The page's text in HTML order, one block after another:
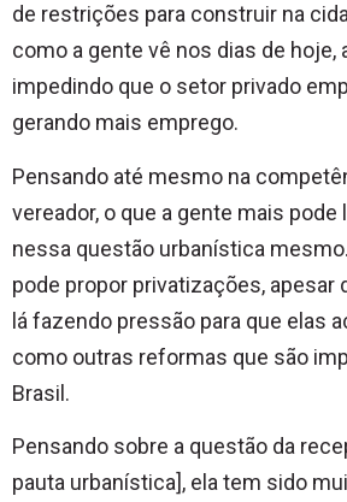
de restrições para construir na
como a gente vê nos dias de hoje,
impedindo que o setor privado
gerando mais emprego.
Pensando até mesmo na
vereador, o que a gente mais pode
nessa questão urbanística
pode propor privatizações, apesar
lá fazendo pressão para que elas
como outras reformas que são
Brasil.
Pensando sobre a questão da
pauta urbanística], ela tem sido